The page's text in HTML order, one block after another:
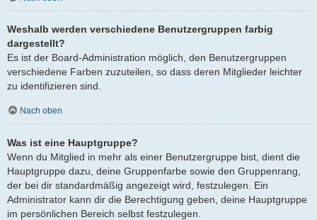
Weshalb werden verschiedene Benutzergruppen farbig
dargestellt?
Es ist der Board-Administration möglich, den Benutzergruppen
verschiedene Farben zuzuteilen, so dass deren Mitglieder leichter
zu identifizieren sind.
Nach oben
Was ist eine Hauptgruppe?
Wenn du Mitglied in mehr als einer Benutzergruppe bist, dient die
Hauptgruppe dazu, deine Gruppenfarbe sowie den Gruppenrang,
der bei dir standardmäßig angezeigt wird, festzulegen. Ein
Administrator kann dir die Berechtigung geben, deine Hauptgruppe
im persönlichen Bereich selbst festzulegen.